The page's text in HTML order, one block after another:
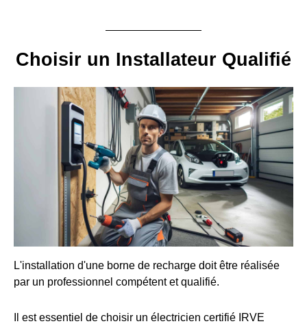
Choisir un Installateur Qualifié
L'installation d'une borne de recharge doit être réalisée
par un professionnel compétent et qualifié.
Il est essentiel de choisir un électricien certifié IRVE